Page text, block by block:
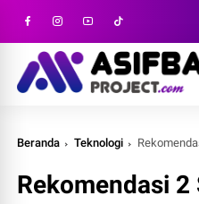
Beranda Teknologi Rekomendasi 2 Server
Rekomendasi 2